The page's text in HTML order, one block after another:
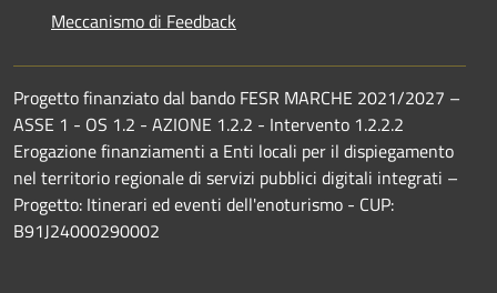
Meccanismo di Feedback
Progetto finanziato dal bando FESR MARCHE 2021/2027 –
ASSE 1 - OS 1.2 - AZIONE 1.2.2 - Intervento 1.2.2.2
Erogazione finanziamenti a Enti locali per il dispiegamento
nel territorio regionale di servizi pubblici digitali integrati –
Progetto: Itinerari ed eventi dell'enoturismo - CUP:
B91J24000290002